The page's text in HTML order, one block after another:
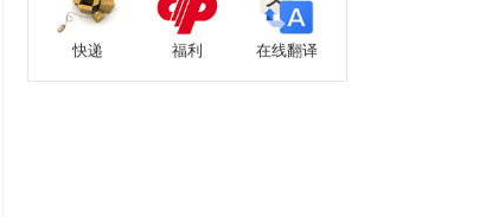
快递 福利 在线翻译